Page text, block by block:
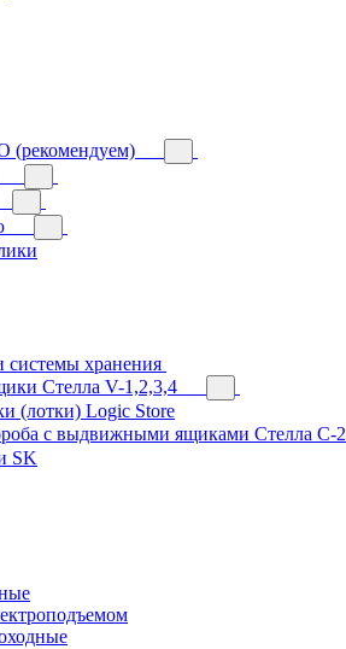
(рекомендуем)
хранения
Стелла V-1,2,3,4
(лотки) Logiс Store
с выдвижными ящиками Стелла С-2
SK